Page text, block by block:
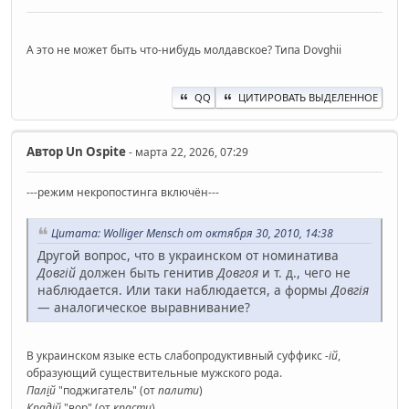
А это не может быть что-нибудь молдавское? Типа Dovghii
QQ ЦИТИРОВАТЬ ВЫДЕЛЕННОЕ
Автор Un Ospite- марта 22, 2026, 07:29
---режим некропостинга включён---
Цитата: Wolliger Mensch от октября 30, 2010, 14:38
Другой вопрос, что в украинском от номинатива
Довгій должен быть генитивДовгоя и т. д., чего не
наблюдается. Или таки наблюдается, а формыДовгія
— аналогическое выравнивание?
В украинском языке есть слабопродуктивный суффикс-ій,
образующий существительные мужского рода.
Палій"поджигатель" (отпалити)